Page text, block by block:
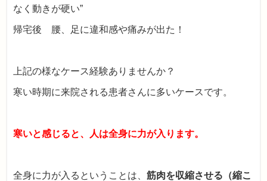
なく動きが硬い”
帰宅後 腰、足に違和感や痛みが出た！
上記の様なケース経験ありませんか？
寒い時期に来院される患者さんに多いケースです。
寒いと感じると、人は全身に力が入ります。
全身に力が入るということは、筋肉を収縮させる（縮こ